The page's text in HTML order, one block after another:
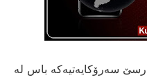
سەرۆکایەتیەکە باس لە